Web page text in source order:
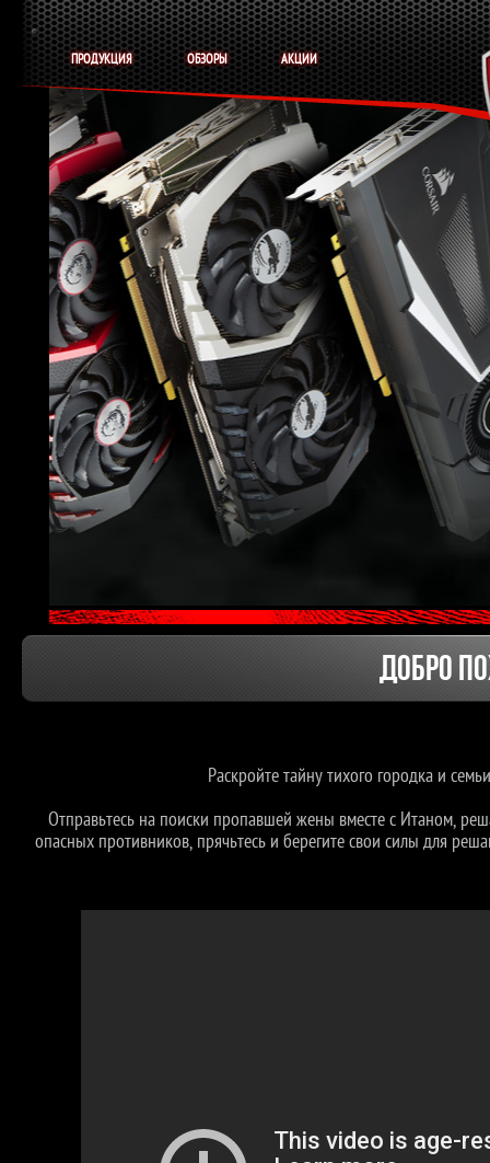
ПРОДУКЦИЯ ОБЗОРЫ АКЦИИ
ДОБРО
Раскройте тайну тихого городка и
Отправьтесь на поиски пропавшей жены вместе с Итаном,
опасных противников, прячьтесь и берегите свои силы для